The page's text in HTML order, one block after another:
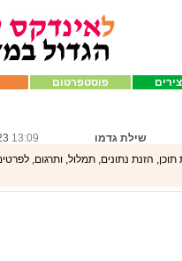
פוסטפרטום
שילת גדמו 13:09
הזנת נתונים, תמלול, ותרגום,